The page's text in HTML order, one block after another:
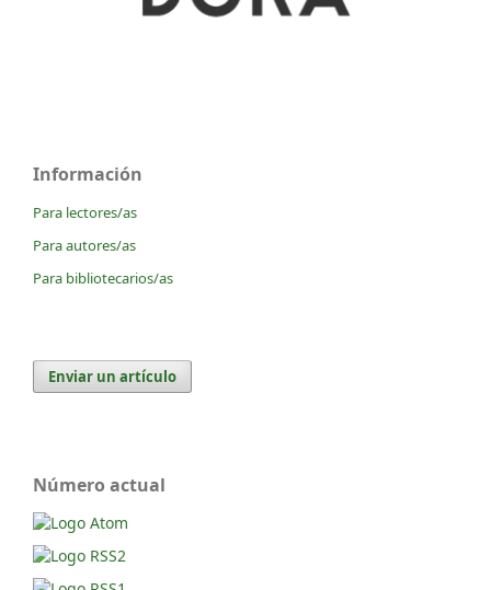
Información
Para lectores/as
Para autores/as
Para bibliotecarios/as
Enviar un artículo
Número actual